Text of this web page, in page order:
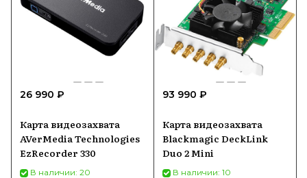
26 990 ₽
Карта видеозахвата
AVerMedia Technologies
EzRecorder 330
В наличии: 20
93 990 ₽
Карта видеозахвата
Blackmagic DeckLink
Duo 2 Mini
В наличии: 10